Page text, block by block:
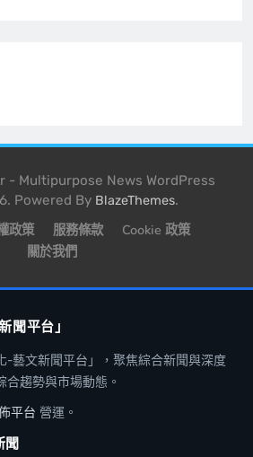
- Multipurpose News WordPress
Powered By BlazeThemes.
政策 服務條款
Cookie 政策
關於我們
聞平台」
-藝文新聞平台」，聚焦綜合新聞與深度
趨勢與市場動態。
平台 營運。
聞